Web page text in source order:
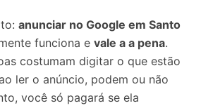
anunciar no Google em Santo
funciona e vale a a pena.
costumam digitar o que estão
ler o anúncio, podem ou não
você só pagará se ela